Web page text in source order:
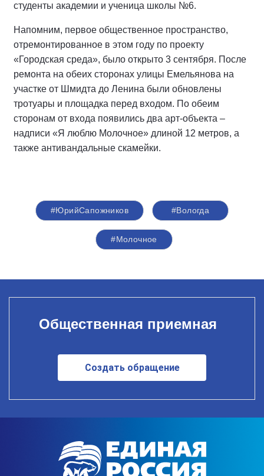
студенты академии и ученица школы №6.
Напомним, первое общественное пространство,
отремонтированное в этом году по проекту
«Городская среда», было открыто 3 сентября. После
ремонта на обеих сторонах улицы Емельянова на
участке от Шмидта до Ленина были обновлены
тротуары и площадка перед входом. По обеим
сторонам от входа появились два арт-объекта –
надписи «Я люблю Молочное» длиной 12 метров, а
также антивандальные скамейки.
#ЮрийСапожников #Вологда
#Молочное
Общественная приемная
Создать обращение